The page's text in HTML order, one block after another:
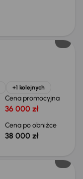
+1 kolejnych
Cena promocyjna
36 000 zł
Cena po obniżce
38 000 zł